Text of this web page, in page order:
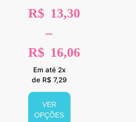
R$ 13,30
–
R$ 16,06
Em até 2x
de R$ 7,29
VER
OPÇÕES